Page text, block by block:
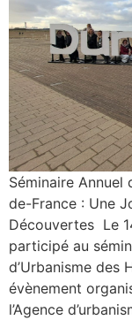
Séminaire Annuel
de-France : Une
Découvertes Le
participé au
d’Urbanisme des
évènement
l’Agence